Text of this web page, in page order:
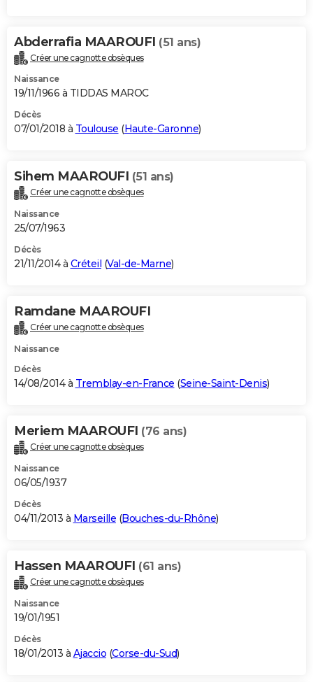
Abderrafia MAAROUFI (51 ans)
Créer une cagnotte obsèques
Naissance
19/11/1966 à TIDDAS MAROC
Décès
07/01/2018 à Toulouse (Haute-Garonne)
Sihem MAAROUFI (51 ans)
Créer une cagnotte obsèques
Naissance
25/07/1963
Décès
21/11/2014 à Créteil (Val-de-Marne)
Ramdane MAAROUFI
Créer une cagnotte obsèques
Naissance
Décès
14/08/2014 à Tremblay-en-France (Seine-Saint-Denis)
Meriem MAAROUFI (76 ans)
Créer une cagnotte obsèques
Naissance
06/05/1937
Décès
04/11/2013 à Marseille (Bouches-du-Rhône)
Hassen MAAROUFI (61 ans)
Créer une cagnotte obsèques
Naissance
19/01/1951
Décès
18/01/2013 à Ajaccio (Corse-du-Sud)